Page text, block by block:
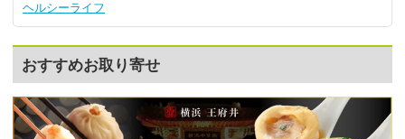
ヘルシーライフ
おすすめお取り寄せ